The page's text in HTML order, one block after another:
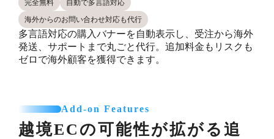
完全無料
自動で多言語対応
海外からのお問い合わせ対応も代行
多言語対応の購入バナーを自動表示し、受注から海外
発送、サポートまで丸ごと代行。追加料金もリスクも
ゼロで海外顧客を獲得できます。
Add-on Features
越境ECの可能性が拡がる追